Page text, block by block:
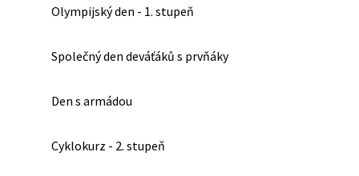
Olympijský den - 1. stupeň
Společný den deváťáků s prvňáky
Den s armádou
Cyklokurz - 2. stupeň